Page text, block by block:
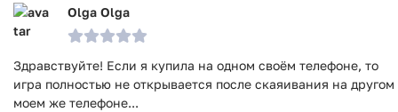
Olga Olga
Здравствуйте! Если я купила на одном своём телефоне, то
игра полностью не открывается после скаяивания на другом
моем же телефоне...